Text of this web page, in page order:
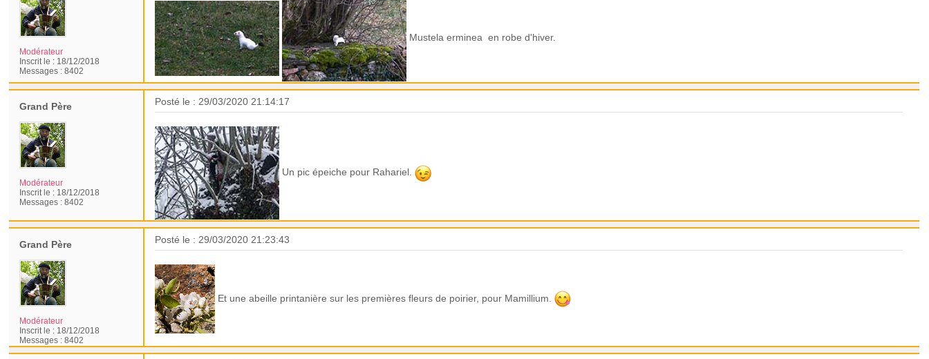
Modérateur
Inscrit le : 18/12/2018
Messages :8402
Mustela erminea en robe d'hiver.
Grand Père
Modérateur
Inscrit le : 18/12/2018
Messages :8402
Posté le : 29/03/2020 21:14:17
Un pic épeiche pour Rahariel.
Grand Père
Modérateur
Inscrit le : 18/12/2018
Messages :8402
Posté le : 29/03/2020 21:23:43
Et une abeille printanière sur les premières fleurs de poirier, pour Mamillium.